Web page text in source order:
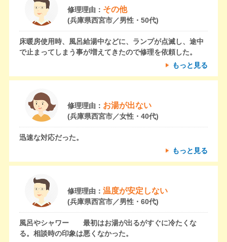
修理理由： その他
(兵庫県西宮市／男性・50代)
床暖房使用時、風呂給湯中などに、ランプが点滅し、途中
で止まってしまう事が増えてきたので修理を依頼した。
もっと見る
修理理由： お湯が出ない
(兵庫県西宮市／女性・40代)
迅速な対応だった。
もっと見る
修理理由： 温度が安定しない
(兵庫県西宮市／男性・60代)
風呂やシャワー 最初はお湯が出るがすぐに冷たくな
る。相談時の印象は悪くなかった。